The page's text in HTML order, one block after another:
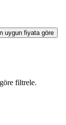
uygun fiyata göre
filtrele.